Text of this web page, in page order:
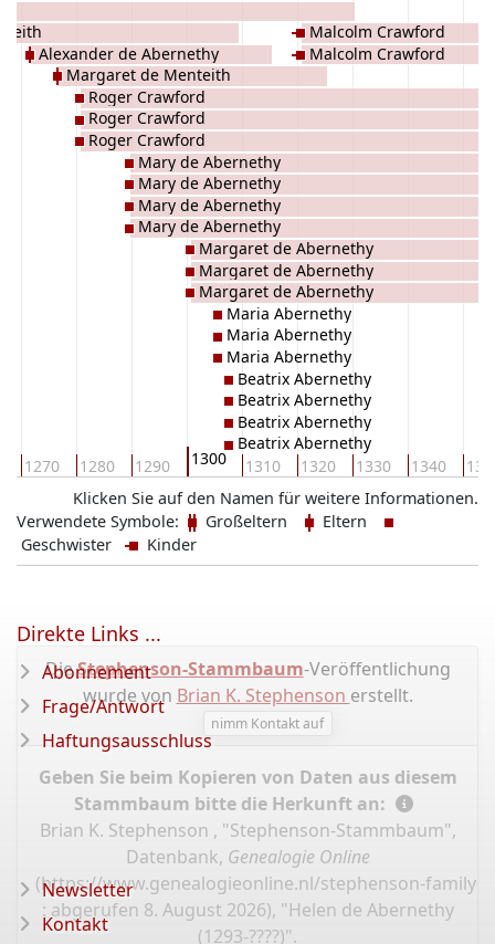
1270 1280 1290 1300 1310 1320 1330 1340
Alexander de Abernethy
Margaret de Menteith
Roger Crawford
Roger Crawford
Roger Crawford
Mary de Abernethy
Mary de Abernethy
Mary de Abernethy
Mary de Abernethy
Margaret de Abernethy
Margaret de Abernethy
Margaret de Abernethy
Maria Abernethy
Maria Abernethy
Maria Abernethy
Beatrix Abernethy
Beatrix Abernethy
Beatrix Abernethy
Beatrix Abernethy
Malcolm Crawford
Malcolm Crawford
Klicken Sie auf den Namen für weitere Informationen.
Verwendete Symbole:
Großeltern
Eltern
Geschwister
Kinder
DieStephenson-Stammbaum-Veröffentlichung
wurde von Brian K. Stephenson erstellt.
nimm Kontakt auf
Geben Sie beim Kopieren von Daten aus diesem
Stammbaum bitte die Herkunft an:
Brian K. Stephenson , "Stephenson-Stammbaum",
Datenbank, Genealogie Online
(https://www.genealogieonline.nl/stephenson-family-
: abgerufen 8. August 2026), "Helen de Abernethy
(1293-????)".
Direkte Links ...
Abonnement
Frage/Antwort
Haftungsausschluss
Newsletter
Kontakt